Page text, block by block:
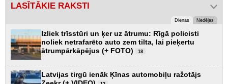
LASĪTĀKIE RAKSTI
Dienas Nedēļas
Izliek trīsstūri un ķer uz ātrumu: Rīgā policisti
noliek netrafarēto auto zem tilta, lai pieķertu
ātrumpārkāpējus (+ FOTO)
18
Latvijas tirgū ienāk Ķīnas automobiļu ražotājs